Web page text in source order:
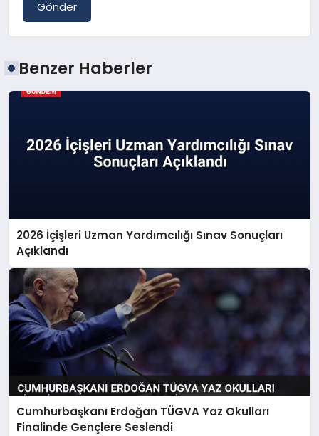
Gönder
Benzer Haberler
2026 İçişleri Uzman Yardımcılığı Sınav Sonuçları
Açıklandı
Cumhurbaşkanı Erdoğan TÜGVA Yaz Okulları
Finalinde Gençlere Seslendi